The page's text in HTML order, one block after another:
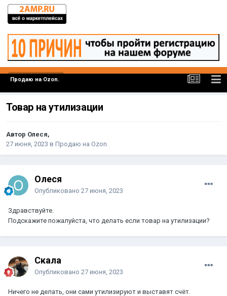
Продаю на Ozon.
Товар на утилизации
Автор Олеся,
27 июня, 2023 в Продаю на Ozon.
Олеся
Опубликовано 27 июня, 2023
Здравствуйте.
Подскажите пожалуйста, что делать если товар на утилизации?
Скала
Опубликовано 27 июня, 2023
Ничего не делать, они сами утилизируют и выставят счёт.